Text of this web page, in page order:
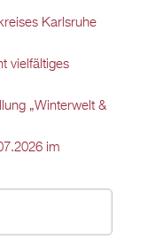
Karlsruhe
vielfältiges
„Winterwelt &
im